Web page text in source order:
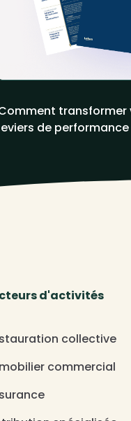
transformer
de
d'activités
collective
commercial